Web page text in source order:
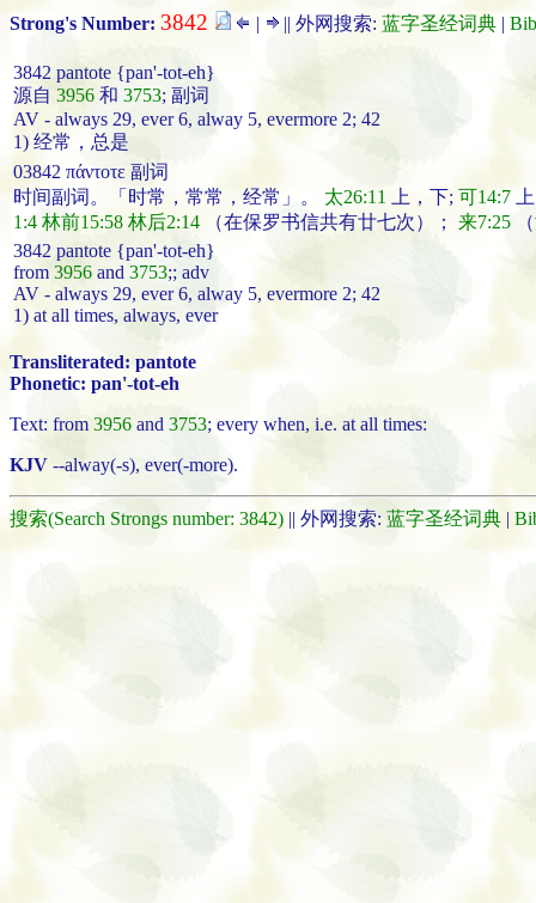
Strong's Number: 3842 | || 外网搜索: 蓝字圣经词典 |
3842 pantote {pan'-tot-eh}
源自 3956 和 3753; 副词
AV - always 29, ever 6, alway 5, evermore 2; 42
1) 经常，总是
03842 πάντοτε 副词
时间副词。「 时常 ， 常常 ， 经常 」。 太26:11 上，下; 可14:7
1:4 林前15:58 林后2:14 （在保罗书信共有廿七次）； 来7:25
3842 pantote {pan'-tot-eh}
from 3956 and 3753;; adv
AV - always 29, ever 6, alway 5, evermore 2; 42
1) at all times, always, ever
Transliterated: pantote
Phonetic: pan'-tot-eh
Text: from 3956 and 3753; every when, i.e. at all times:
KJV --alway(-s), ever(-more).
搜索(Search Strongs number: 3842) || 外网搜索: 蓝字圣经词典 |